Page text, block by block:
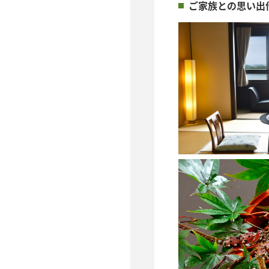
ご家族との思い